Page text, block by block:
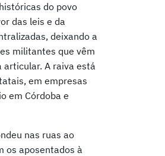
do povo
das leis e da
deixando a
militantes que vêm
articular. A raiva está
em empresas
em Córdoba e
nas ruas ao
os aposentados à